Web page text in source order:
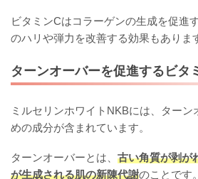
ビタミンCはコラーゲンの生成を促進
のハリや弾力を改善する効果もありま
ターンオーバーを促進するビタ
ミルセリンホワイトNKBには、ターン
めの成分が含まれています。
ターンオーバーとは、 古い角質が剥が
が生成される肌の新陳代謝のことです。